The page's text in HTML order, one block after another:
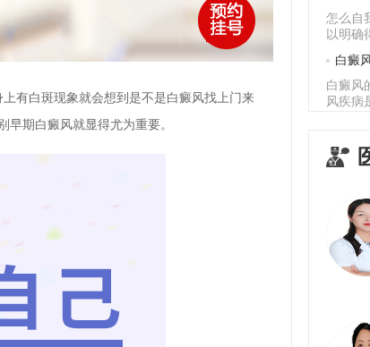
有白斑现象就会想到是不是白癜风找上门来
期白癜风就显得尤为重要。
怎么自
以明确
白癜
白癜风
风疾病